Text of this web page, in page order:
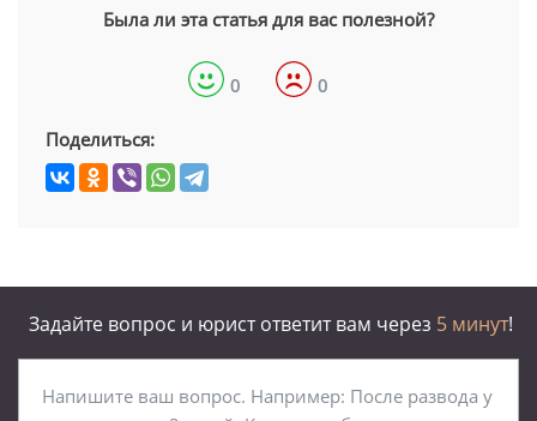
Была ли эта статья для вас полезной?
0 0
Поделиться:
Задайте вопрос и юрист ответит вам через 5 минут!